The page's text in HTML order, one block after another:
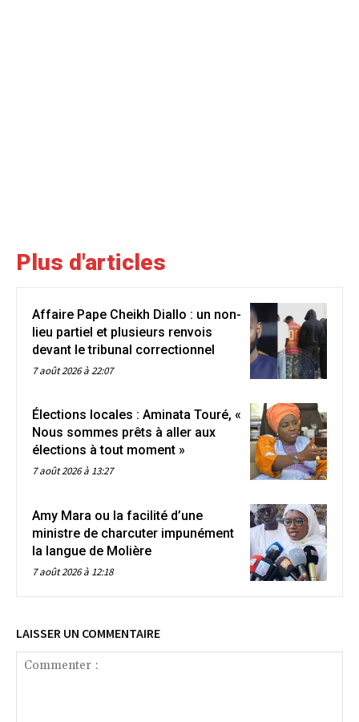
Plus d'articles
Affaire Pape Cheikh Diallo : un non-
lieu partiel et plusieurs renvois
devant le tribunal correctionnel
7 août 2026 à 22:07
Élections locales : Aminata Touré, «
Nous sommes prêts à aller aux
élections à tout moment »
7 août 2026 à 13:27
Amy Mara ou la facilité d’une
ministre de charcuter impunément
la langue de Molière
7 août 2026 à 12:18
LAISSER UN COMMENTAIRE